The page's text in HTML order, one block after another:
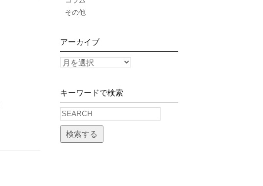
その他
アーカイブ
キーワードで検索
検索する